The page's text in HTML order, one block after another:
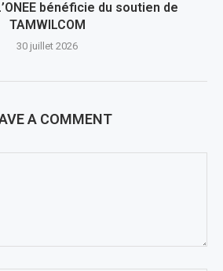
bénéficie du soutien de
TAMWILCOM
30 juillet 2026
A COMMENT